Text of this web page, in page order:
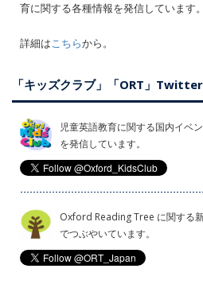
育に関する各種情報を発信しています。
詳細はこちらから。
「キッズクラブ」「ORT」Twitter
児童英語教育に関する国内イベ
を発信しています。
Oxford Reading Tree に関する
でつぶやいています。